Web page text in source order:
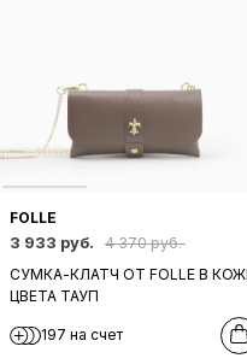
FOLLE
3 933 руб.
4 370 руб.
СУМКА-КЛАТЧ ОТ FOLLE В
ЦВЕТА ТАУП
197 на счет